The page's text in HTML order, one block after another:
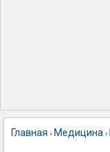
Главная › Медицина ›